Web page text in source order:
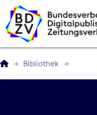
Bibliothek